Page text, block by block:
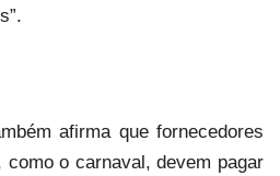
afirma que fornecedores
o carnaval, devem pagar